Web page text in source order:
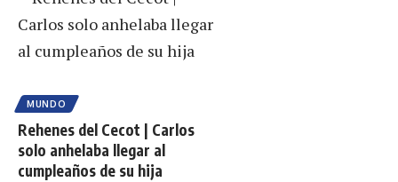
MUNDO
Rehenes del Cecot | Carlos
solo anhelaba llegar al
cumpleaños de su hija